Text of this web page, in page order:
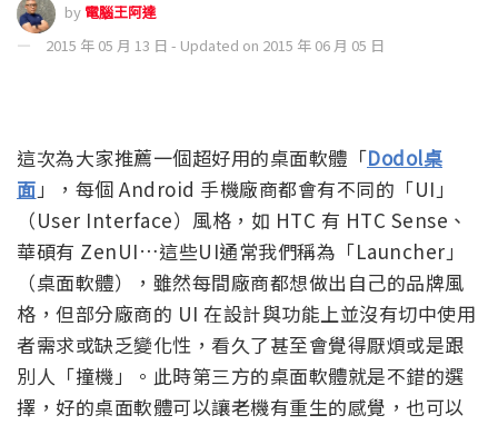
by 電腦王阿達
2015 年 05 月 13 日 - Updated on 2015 年 06 月 05 日
這次為大家推薦一個超好用的桌面軟體「Dodol桌
面」，每個 Android 手機廠商都會有不同的「UI」
（User Interface）風格，如 HTC 有 HTC Sense、
華碩有 ZenUI…這些UI通常我們稱為「Launcher」
（桌面軟體），雖然每間廠商都想做出自己的品牌風
格，但部分廠商的 UI 在設計與功能上並沒有切中使用
者需求或缺乏變化性，看久了甚至會覺得厭煩或是跟
別人「撞機」。此時第三方的桌面軟體就是不錯的選
擇，好的桌面軟體可以讓老機有重生的感覺，也可以